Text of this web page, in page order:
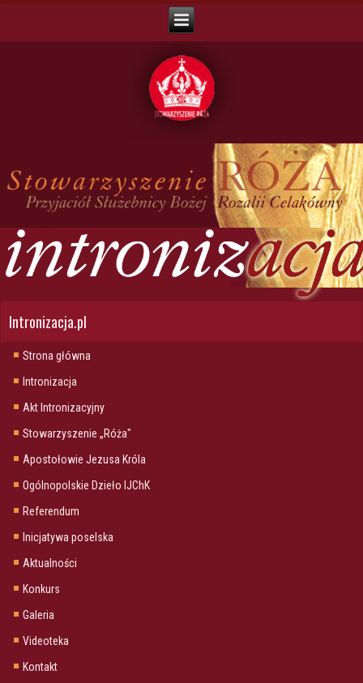
Intronizacja.pl
Strona główna
Intronizacja
Akt Intronizacyjny
Stowarzyszenie „Róża"
Apostołowie Jezusa Króla
Ogólnopolskie Dzieło IJChK
Referendum
Inicjatywa poselska
Aktualności
Konkurs
Galeria
Videoteka
Kontakt